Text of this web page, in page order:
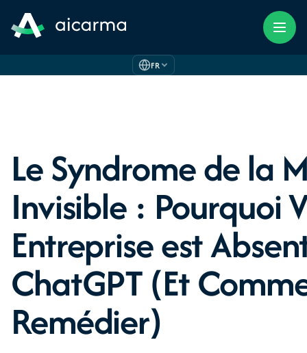
FR
Le Syndrome de la
Invisible : Pourquoi
Entreprise est
ChatGPT (Et
Remédier)